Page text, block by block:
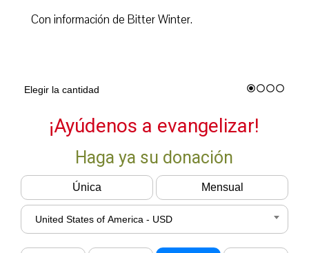
Con información de Bitter Winter.